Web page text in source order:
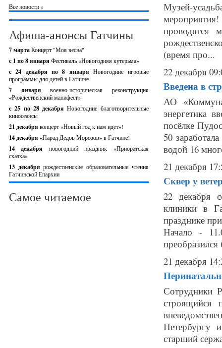
Все новости »
Афиша-анонсы Гатчины
7 мартаКонцерт "Моя весна"
с 1 по 8 января Фестиваль «Новогодняя кутерьма»
с 24 декабря по 8 январяНовогодние игровые
программы для детей в Гатчине
7 январявоенно-историческая реконструкция
«Рождественский манифест»
c 25 по 28 декабряНовогодние благотворительные
киносеансы
21 декабря концерт «Новый год к нам идет»!
14 декабря «Парад Дедов Морозов» в Гатчине!
14 декабря новогодний праздник «Приоратская
сказка»
13 декабрярождественские образовательные чтения
Гатчинской Епархии
Самое читаемое
Музей-
проводятся
(время про...
22 декабря
Введена в
АО
энергетика
посёлке
50
водой 16
21 декабря
Сквер у
22 декабря
клиники в
празднике
Начало -
преобразился
21 декабря
Сотрудники
строящийся
Петербургу
старший